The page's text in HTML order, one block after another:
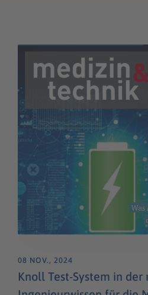
08 NOV., 2024
Knoll Test-System in